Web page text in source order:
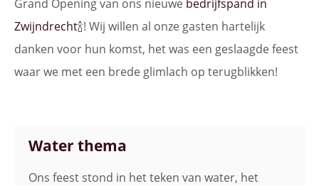
Grand Opening van ons nieuwe bedrijfspand in
Zwijndrecht🍾! Wij willen al onze gasten hartelijk
danken voor hun komst, het was een geslaagde feest
waar we met een brede glimlach op terugblikken!
Water thema
Ons feest stond in het teken van water, het